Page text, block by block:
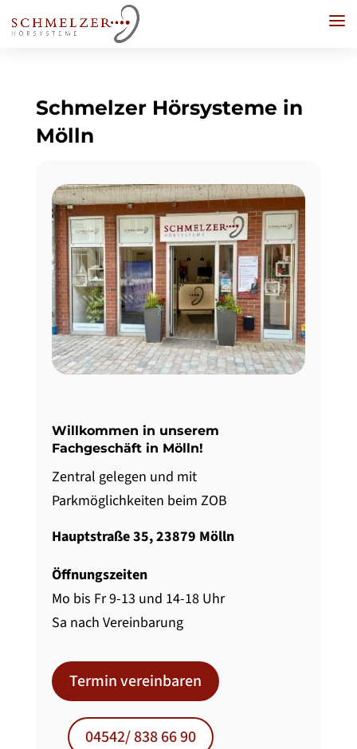
Schmelzer Hörsysteme in
Mölln
Willkommen in unserem
Fachgeschäft in Mölln!
Zentral gelegen und mit
Parkmöglichkeiten beim ZOB
Hauptstraße 35, 23879 Mölln
Öffnungszeiten
Mo bis Fr 9-13 und 14-18 Uhr
Sa nach Vereinbarung
Termin vereinbaren
04542/ 838 66 90